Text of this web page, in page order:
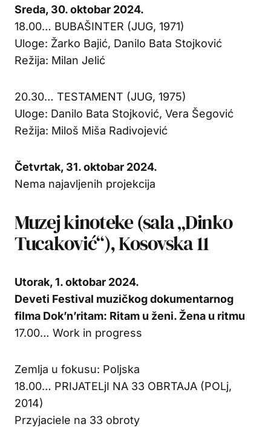
Sreda, 30. oktobar 2024.
18.00… BUBAŠINTER (JUG, 1971)
Uloge: Žarko Bajić, Danilo Bata Stojković
Režija: Milan Jelić
20.30… TESTAMENT (JUG, 1975)
Uloge: Danilo Bata Stojković, Vera Šegović
Režija: Miloš Miša Radivojević
Četvrtak, 31. oktobar 2024.
Nema najavljenih projekcija
Muzej kinoteke (sala „Dinko
Tucaković“), Kosovska 11
Utorak, 1. oktobar 2024.
Deveti Festival muzičkog dokumentarnog
filma Dok’n’ritam: Ritam u ženi. Žena u ritmu
17.00… Work in progress
Zemlja u fokusu: Poljska
18.00… PRIJATELjI NA 33 OBRTAJA (POLj,
2014)
Przyjaciele na 33 obroty